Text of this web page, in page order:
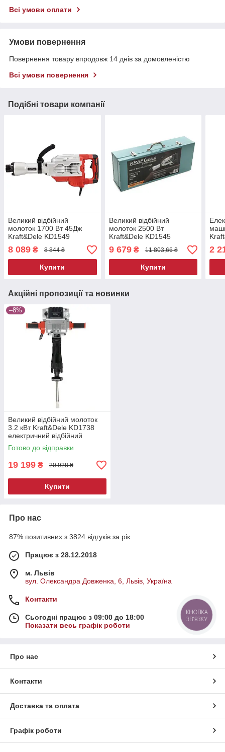
Всі умови оплати
Умови повернення
Повернення товару впродовж 14 днів за домовленістю
Всі умови повернення
Подібні товари компанії
Великий відбійний
молоток 1700 Вт 45Дж
Kraft&Dele KD1549
електричний відбійний
молотки
8 089 ₴ 8 844 ₴
Купити
Великий відбійний
молоток 2500 Вт
Kraft&Dele KD1545
електричний відбійний
молотки
9 679₴ 11 803,66 ₴
Купити
2
Акційні пропозиції та новинки
–8%
Великий відбійний молоток
3.2 кВт Kraft&Dele KD1738
електричний відбійний
молотки
Готово до відправки
19 199 ₴ 20 928 ₴
Купити
Про нас
87% позитивних з 3824 відгуків за рік
Працює з 28.12.2018
м. Львів
вул. Олександра Довженка, 6, Львів, Україна
Контакти
Сьогодні працює з 09:00 до 18:00
Показати весь графік роботи
Про нас
Контакти
Доставка та оплата
Графік роботи
КНОПКА
ЗВ'ЯЗКУ